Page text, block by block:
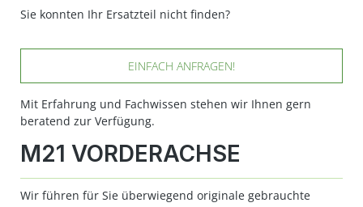
Sie konnten Ihr Ersatzteil nicht finden?
EINFACH ANFRAGEN!
Mit Erfahrung und Fachwissen stehen wir Ihnen gern
beratend zur Verfügung.
M21 VORDERACHSE
Wir führen für Sie überwiegend originale gebrauchte